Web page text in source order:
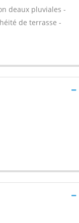
deaux pluviales -
de terrasse -